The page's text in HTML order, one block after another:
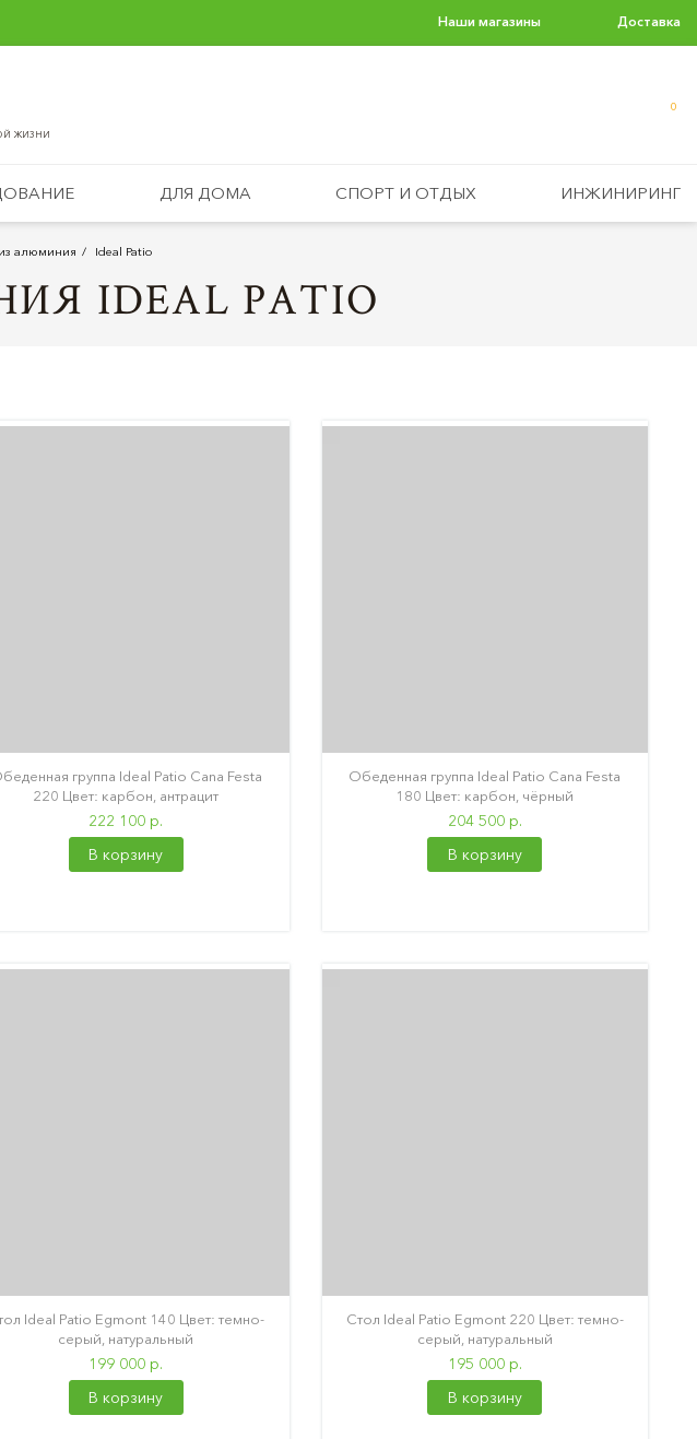
Наши магазины Доставка
ЖИЗНИ
0
ДЛЯ ДОМА СПОРТ И ОТДЫХ ИНЖИНИРИНГ
алюминия Ideal Patio
IDEAL PATIO
группа Ideal Patio Cana Festa
220 Цвет: карбон, антрацит
222 100 р.
В корзину
Обеденная группа Ideal Patio Cana Festa
180 Цвет: карбон, чёрный
204 500 р.
В корзину
Ideal Patio Egmont 140 Цвет: темно-
серый, натуральный
199 000 р.
В корзину
Стол Ideal Patio Egmont 220 Цвет: темно-
серый, натуральный
195 000 р.
В корзину